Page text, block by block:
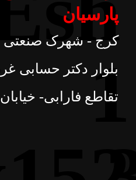
پارسیان
کرج - شهرک صنعتی
بلوار دکتر حسابی
تقاطع فارابی-